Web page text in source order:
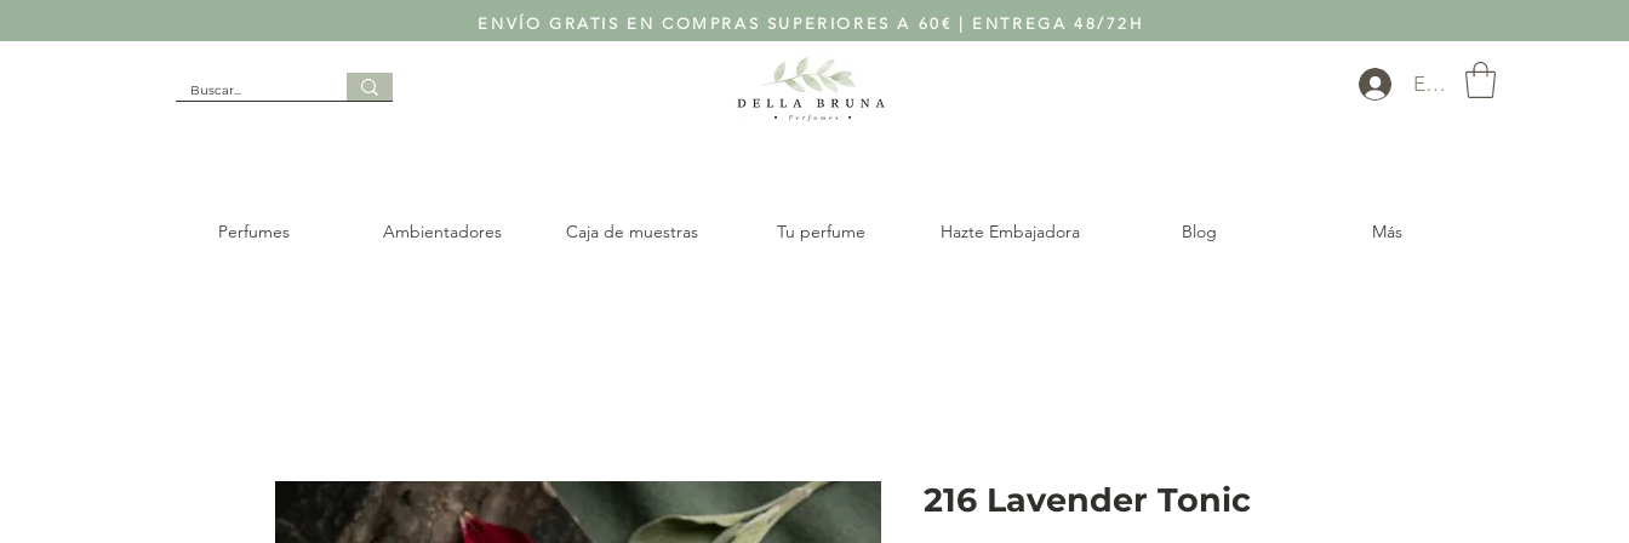
ENVÍO GRATIS EN COMPRAS SUPERIORES A 60€ | ENTREGA 48/72H
Entra
Perfumes Ambientadores Caja de muestras Tu perfume Hazte Embajadora Blog Más
216 Lavender Tonic